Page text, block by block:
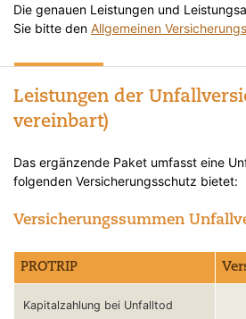
Die genauen Leistungen und
Sie bitte den Allgemeinen
Leistungen der
vereinbart)
Das ergänzende Paket umfasst eine
folgenden Versicherungsschutz bietet:
Versicherungssummen
PROTRIP
Kapitalzahlung bei Unfalltod